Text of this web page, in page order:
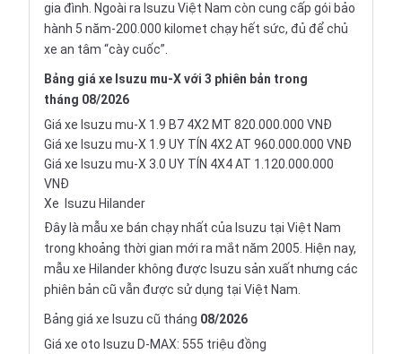
gia đình. Ngoài ra Isuzu Việt Nam còn cung cấp gói bảo
hành 5 năm-200.000 kilomet chạy hết sức, đủ để chủ
xe an tâm “cày cuốc”.
Bảng giá xe Isuzu mu-X với 3 phiên bản trong
tháng 08/2026
Giá xe Isuzu mu-X 1.9 B7 4X2 MT 820.000.000 VNĐ
Giá xe Isuzu mu-X 1.9 UY TÍN 4X2 AT 960.000.000 VNĐ
Giá xe Isuzu mu-X 3.0 UY TÍN 4X4 AT 1.120.000.000
VNĐ
Xe
Isuzu Hilander
Đây là mẫu xe bán chạy nhất của Isuzu tại Việt Nam
trong khoảng thời gian mới ra mắt năm 2005. Hiện nay,
mẫu xe Hilander không được Isuzu sản xuất nhưng các
phiên bản cũ vẫn được sử dụng tại Việt Nam.
Bảng giá xe Isuzu cũ tháng 08/2026
Giá xe oto Isuzu D-MAX: 555 triệu đồng